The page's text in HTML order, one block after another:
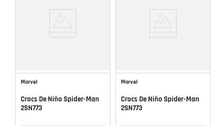
Marvel
Crocs De Niño Spider-Man
2SN773
Marvel
Crocs De Niño Spider-Man
2SN773